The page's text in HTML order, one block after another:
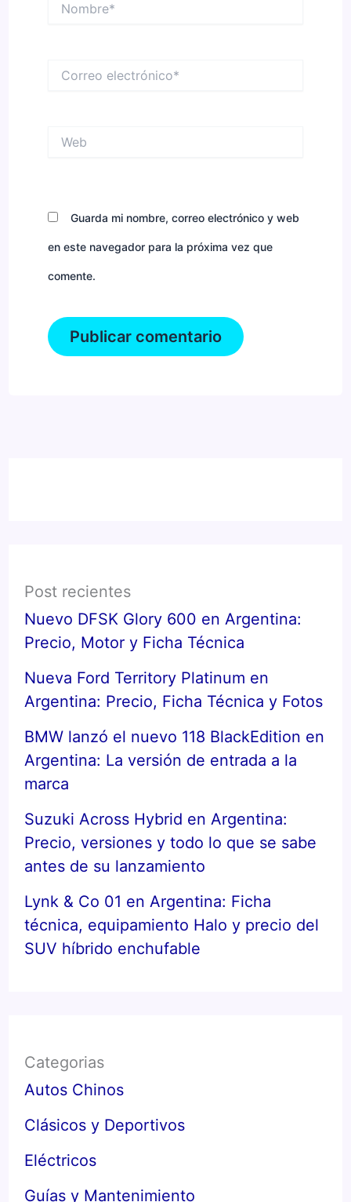
electrónico*
Guarda mi nombre, correo electrónico y web
en este navegador para la próxima vez que
comente.
Post recientes
Nuevo DFSK Glory 600 en Argentina:
Precio, Motor y Ficha Técnica
Nueva Ford Territory Platinum en
Argentina: Precio, Ficha Técnica y Fotos
BMW lanzó el nuevo 118 BlackEdition en
Argentina: La versión de entrada a la
marca
Suzuki Across Hybrid en Argentina:
Precio, versiones y todo lo que se sabe
antes de su lanzamiento
Lynk & Co 01 en Argentina: Ficha
técnica, equipamiento Halo y precio del
SUV híbrido enchufable
Categorias
Autos Chinos
Clásicos y Deportivos
Eléctricos
Guías y Mantenimiento